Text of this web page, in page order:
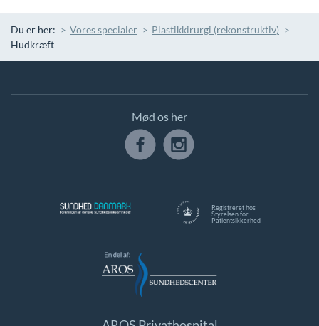
Du er her: Vores specialer
Plastikkirurgi (rekonstruktiv)
Hudkræft
Registreret hos
Styrelsen for
Patientsikkerhed
Mød os her